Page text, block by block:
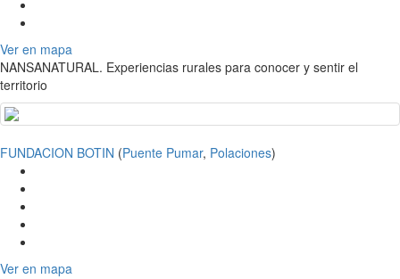
Ver en mapa
NANSANATURAL. Experiencias rurales para conocer y sentir el
territorio
FUNDACION BOTIN (Puente Pumar, Polaciones)
Ver en mapa